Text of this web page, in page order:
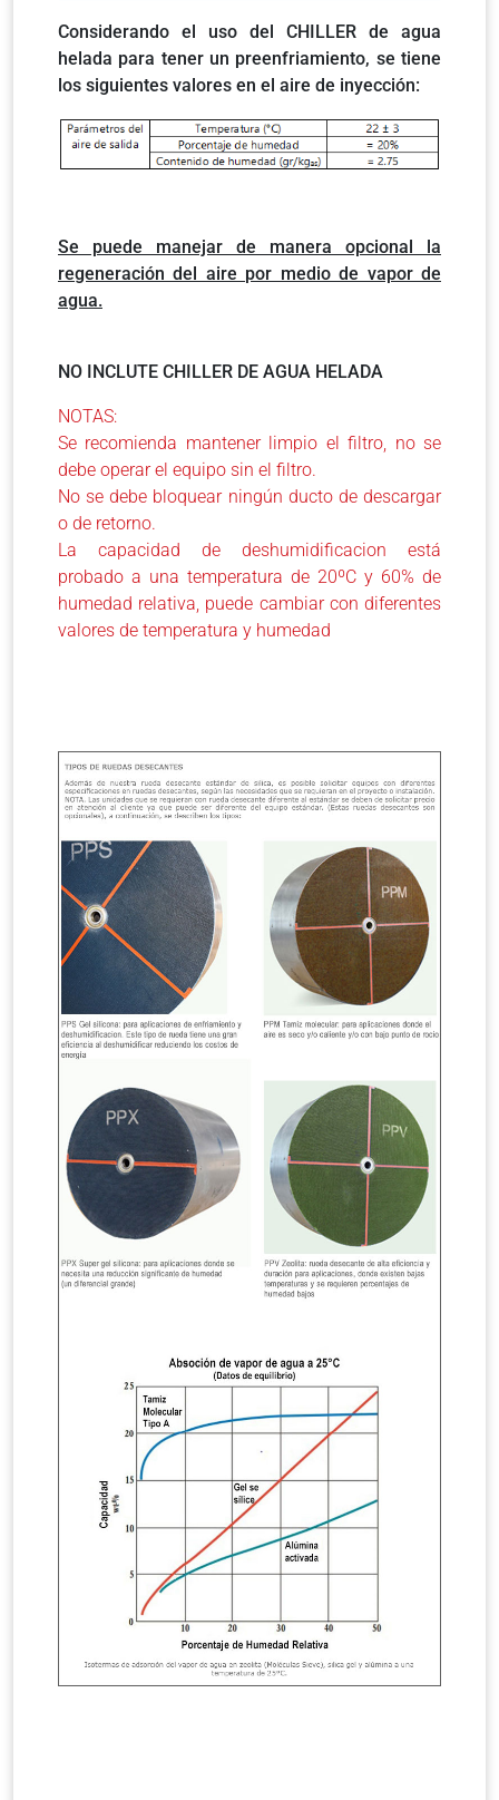
Considerando el uso del CHILLER de agua
helada para tener un preenfriamiento, se tiene
los siguientes valores en el aire de inyección:
Se puede manejar de manera opcional la
regeneración del aire por medio de vapor de
agua.
NO INCLUTE CHILLER DE AGUA HELADA
NOTAS:
Se recomienda mantener limpio el filtro, no se
debe operar el equipo sin el filtro.
No se debe bloquear ningún ducto de descargar
o de retorno.
La capacidad de deshumidificacion está
probado a una temperatura de 20ºC y 60% de
humedad relativa, puede cambiar con diferentes
valores de temperatura y humedad